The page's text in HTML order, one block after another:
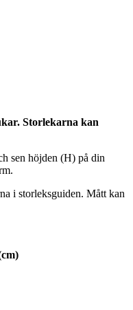
Storlekarna kan
sen höjden (H) på din
i storleksguiden. Mått kan